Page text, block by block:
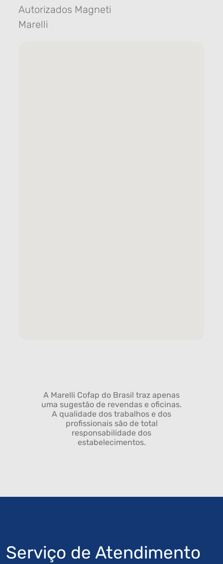
Autorizados Magneti
Marelli
A Marelli Cofap do Brasil traz apenas
uma sugestão de revendas e oficinas.
A qualidade dos trabalhos e dos
profissionais são de total
responsabilidade dos
estabelecimentos.
Serviço de Atendimento